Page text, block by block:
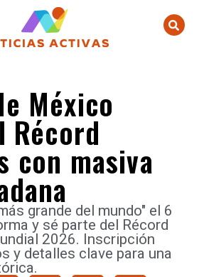
México
Récord
con masiva
grande del mundo" el 6
y sé parte del Récord
2026. Inscripción
y detalles clave para una